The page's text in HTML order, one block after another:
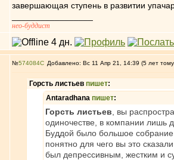
завершающая ступень в развитии
нео-буддист
№574084 Добавлено: Вс 11 Апр 21, 14:39 (5 лет
Горсть листьев пишет:
Antaradhana пишет:
Горсть листьев , вы
одиночестве, в компании лишь
Буддой было большое
понятно для чего вы это
был депрессивным, жестким и